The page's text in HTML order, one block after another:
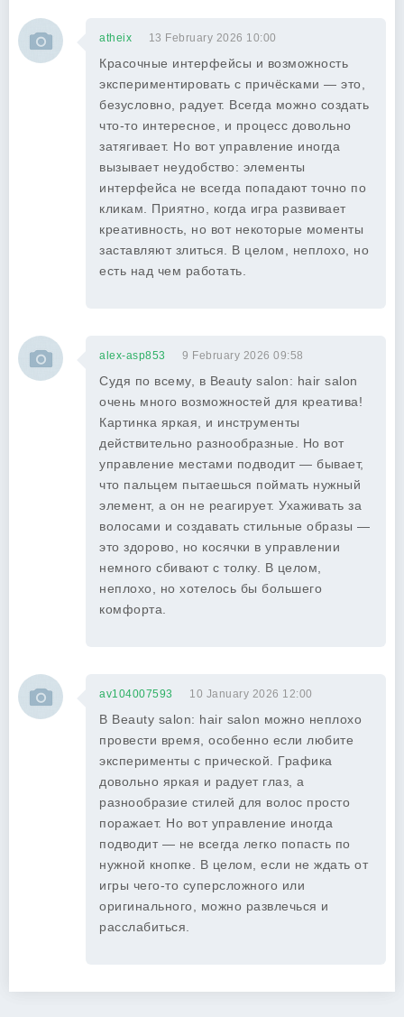
atheix 13 February 2026 10:00
Красочные интерфейсы и возможность
экспериментировать с причёсками — это,
безусловно, радует. Всегда можно создать
что-то интересное, и процесс довольно
затягивает. Но вот управление иногда
вызывает неудобство: элементы
интерфейса не всегда попадают точно по
кликам. Приятно, когда игра развивает
креативность, но вот некоторые моменты
заставляют злиться. В целом, неплохо, но
есть над чем работать.
alex-asp853 9 February 2026 09:58
Судя по всему, в Beauty salon: hair salon
очень много возможностей для креатива!
Картинка яркая, и инструменты
действительно разнообразные. Но вот
управление местами подводит — бывает,
что пальцем пытаешься поймать нужный
элемент, а он не реагирует. Ухаживать за
волосами и создавать стильные образы —
это здорово, но косячки в управлении
немного сбивают с толку. В целом,
неплохо, но хотелось бы большего
комфорта.
av104007593 10 January 2026 12:00
В Beauty salon: hair salon можно неплохо
провести время, особенно если любите
эксперименты с прической. Графика
довольно яркая и радует глаз, а
разнообразие стилей для волос просто
поражает. Но вот управление иногда
подводит — не всегда легко попасть по
нужной кнопке. В целом, если не ждать от
игры чего-то суперсложного или
оригинального, можно развлечься и
расслабиться.